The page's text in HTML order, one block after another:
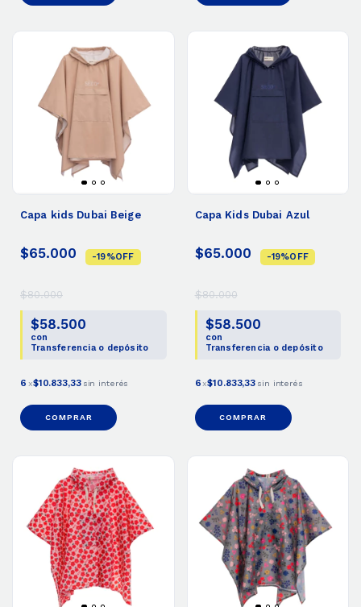
Capa kids Dubai Beige
$65.000 -19%OFF
$80.000
$58.500
con
Transferencia o depósito
6 x$10.833,33 sin interés
COMPRAR
Capa Kids Dubai Azul
$65.000 -19%OFF
$80.000
$58.500
con
Transferencia o depósito
6x$10.833,33 sin interés
COMPRAR